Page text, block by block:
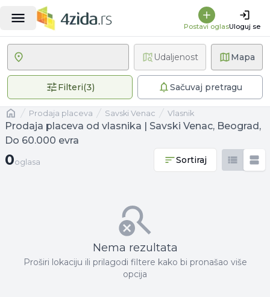
Postavi oglasUloguj se
Mapa
Filteri(3)3 primenjena filteraSačuvaj pretragu
Udaljenost
Naslovnaprodaja placeva Savski Venac vlasnik
Prodaja placeva od vlasnika | Savski Venac, Beograd,
Do 60.000 evra
0 oglasa
0oglasa Sortiraj
Nema rezultata
Proširi lokaciju ili prilagodi filtere kako bi pronašao više
opcija